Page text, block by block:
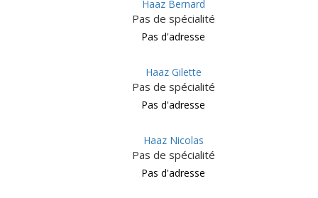
Haaz Bernard
Pas de spécialité
Pas d'adresse
Haaz Gilette
Pas de spécialité
Pas d'adresse
Haaz Nicolas
Pas de spécialité
Pas d'adresse